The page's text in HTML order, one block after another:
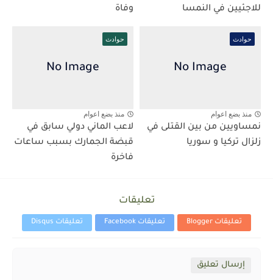
للاجئيين في النمسا
وفاة
حوادث
منذ بضع اعوام
نمساويين من بين القتلى في
زلزال تركيا و سوريا
حوادث
منذ بضع اعوام
لاعب الماني دولي سابق في
قبضة الجمارك بسبب ساعات
فاخرة
تعليقات
تعليقات Blogger تعليقات Facebook تعليقات Disqus
إرسال تعليق